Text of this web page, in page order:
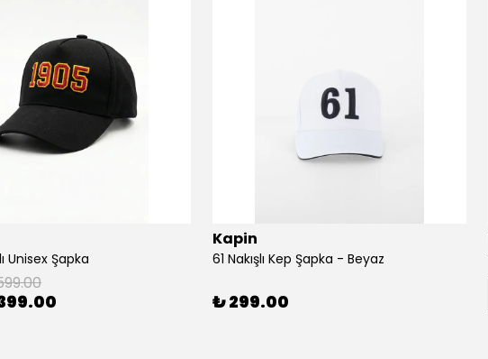
Unisex Şapka
Kapin
61 Nakışlı Kep Şapka - Beyaz
₺ 299.00